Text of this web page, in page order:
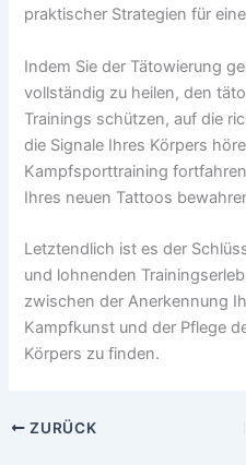
praktischer Strategien für
Indem Sie der Tätowierung
vollständig zu heilen, den
Trainings schützen, auf die
die Signale Ihres Körpers
Kampfsporttraining
Ihres neuen Tattoos
Letztendlich ist es der
und lohnenden
zwischen der Anerkennung
Kampfkunst und der Pflege
Körpers zu finden.
ZURÜCK